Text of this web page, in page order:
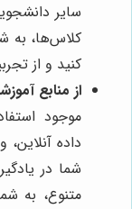
سایر
کلاس‌ها، به
کنید و از
از منابع
موجود
داده
شما در
متنوع، به